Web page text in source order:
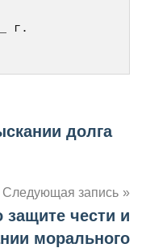
г.
долга
Следующая запись
защите чести и
морального